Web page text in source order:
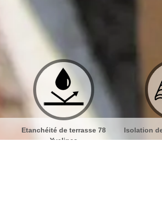
78
Isolation de toiture 78 Yvelines